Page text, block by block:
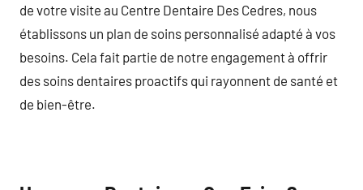
de votre visite au Centre Dentaire Des Cedres, nous
établissons un plan de soins personnalisé adapté à vos
besoins. Cela fait partie de notre engagement à offrir
des soins dentaires proactifs qui rayonnent de santé et
de bien-être.